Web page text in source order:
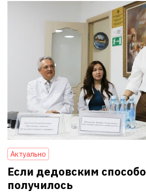
Актуально
Если дедовским
получилось